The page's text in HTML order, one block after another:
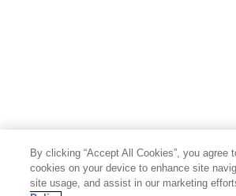
By clicking “Accept All Cookies”, you agree
cookies on your device to enhance site
site usage, and assist in our marketing